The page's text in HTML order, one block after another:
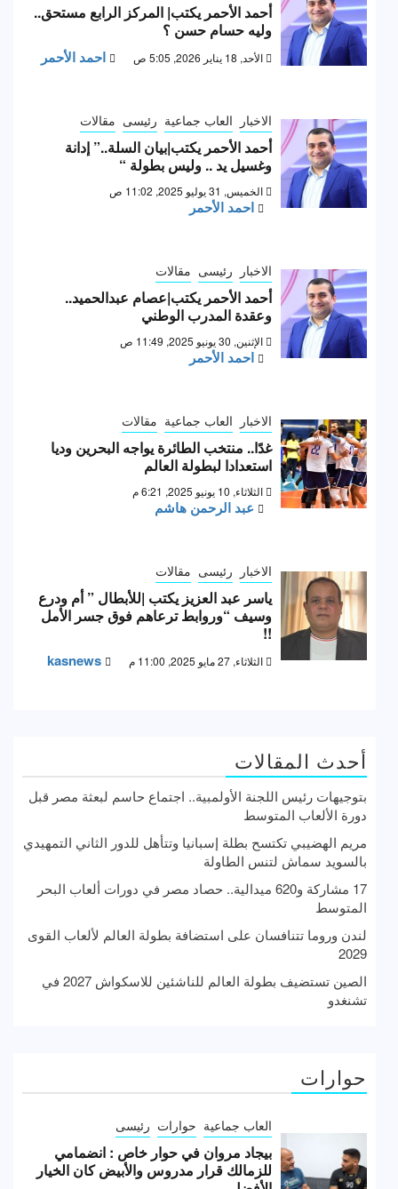
أحمد الأحمر يكتب| المركز الرابع مستحق..
وليه حسام حسن ؟
الأحد, 18 يناير 2026, 5:05 ص احمد الأحمر
الاخبار العاب جماعية رئيسى مقالات
أحمد الأحمر يكتب|بيان السلة..” إدانة
وغسيل يد .. وليس بطولة “
الخميس, 31 يوليو 2025, 11:02 ص
احمد الأحمر
الاخبار رئيسى مقالات
أحمد الأحمر يكتب|عصام عبدالحميد..
وعقدة المدرب الوطني
الإثنين, 30 يونيو 2025, 11:49 ص
احمد الأحمر
الاخبار العاب جماعية مقالات
غدًا.. منتخب الطائرة يواجه البحرين وديا
استعدادا لبطولة العالم
الثلاثاء, 10 يونيو 2025, 6:21 م
عبد الرحمن هاشم
الاخبار رئيسى مقالات
ياسر عبد العزيز يكتب |للأبطال ” أم ودرع
وسيف “وروابط ترعاهم فوق جسر الأمل
!!
الثلاثاء, 27 مايو 2025, 11:00 م kasnews
أحدث المقالات
بتوجيهات رئيس اللجنة الأولمبية.. اجتماع حاسم لبعثة مصر قبل
دورة الألعاب المتوسط
مريم الهضيبي تكتسح بطلة إسبانيا وتتأهل للدور الثاني التمهيدي
بالسويد سماش لتنس الطاولة
17 مشاركة و620 ميدالية.. حصاد مصر في دورات ألعاب البحر
المتوسط
لندن وروما تتنافسان على استضافة بطولة العالم لألعاب القوى
2029
الصين تستضيف بطولة العالم للناشئين للاسكواش 2027 في
تشنغدو
حوارات
العاب جماعية حوارات رئيسى
بيجاد مروان في حوار خاص : انضمامي
للزمالك قرار مدروس والأبيض كان الخيار